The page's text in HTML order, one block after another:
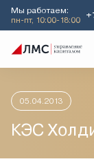
Мы работаем:
пн-пт, 10:00-18:00
Главная
05.04.2013
КЭС